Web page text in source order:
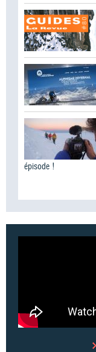
épisode !